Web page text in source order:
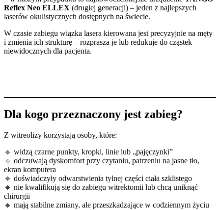
Reflex Neo ELLEX (drugiej generacji) – jeden z najlepszych
laserów okulistycznych dostępnych na świecie.
W czasie zabiegu wiązka lasera kierowana jest precyzyjnie na męty
i zmienia ich strukturę – rozprasza je lub redukuje do cząstek
niewidocznych dla pacjenta.
Dla kogo przeznaczony jest zabieg?
Z witreolizy korzystają osoby, które:
🔹 widzą czarne punkty, kropki, linie lub „pajęczynki”
🔹 odczuwają dyskomfort przy czytaniu, patrzeniu na jasne tło,
ekran komputera
🔹 doświadczyły odwarstwienia tylnej części ciała szklistego
🔹 nie kwalifikują się do zabiegu witrektomii lub chcą uniknąć
chirurgii
🔹 mają stabilne zmiany, ale przeszkadzające w codziennym życiu